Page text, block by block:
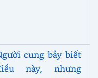
cung bảy biết
này, nhưng